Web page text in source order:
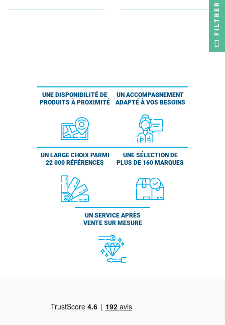
UNE DISPONIBILITÉ DE
PRODUITS À PROXIMITÉ
UN ACCOMPAGNEMENT
ADAPTÉ À VOS BESOINS
UN LARGE CHOIX PARMI
22 000 RÉFÉRENCES
UNE SÉLECTION DE
PLUS DE 160 MARQUES
UN SERVICE APRÈS
VENTE SUR MESURE
FILTRER